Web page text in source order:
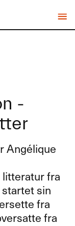
-
Angélique
litteratur fra
sin
fra
fra